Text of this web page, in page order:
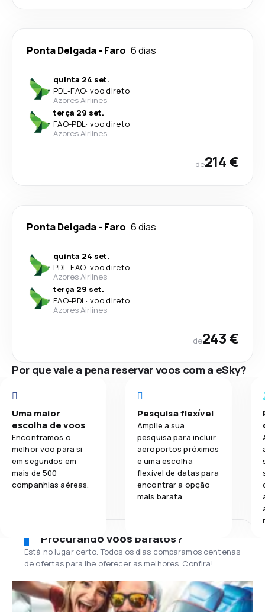
Ponta Delgada- Faro 6 dias
quinta 24 set.
PDL-FAO· voo direto
Azores Airlines
terça 29 set.
FAO-PDL· voo direto
Azores Airlines
de214 €
Ponta Delgada- Faro 6 dias
quinta 24 set.
PDL-FAO· voo direto
Azores Airlines
terça 29 set.
FAO-PDL· voo direto
Azores Airlines
de243 €
Por que vale a pena reservar voos com a eSky?
Uma maior
escolha de voos
Encontramos o
melhor voo para si
em segundos em
mais de 500
companhias aéreas.
Pesquisa flexível
Amplie a sua
pesquisa para incluir
aeroportos próximos
e uma escolha
flexível de datas para
encontrar a opção
mais barata.
Procurando voos baratos?
Está no lugar certo. Todos os dias comparamos centenas
de ofertas para lhe oferecer as melhores. Confira!